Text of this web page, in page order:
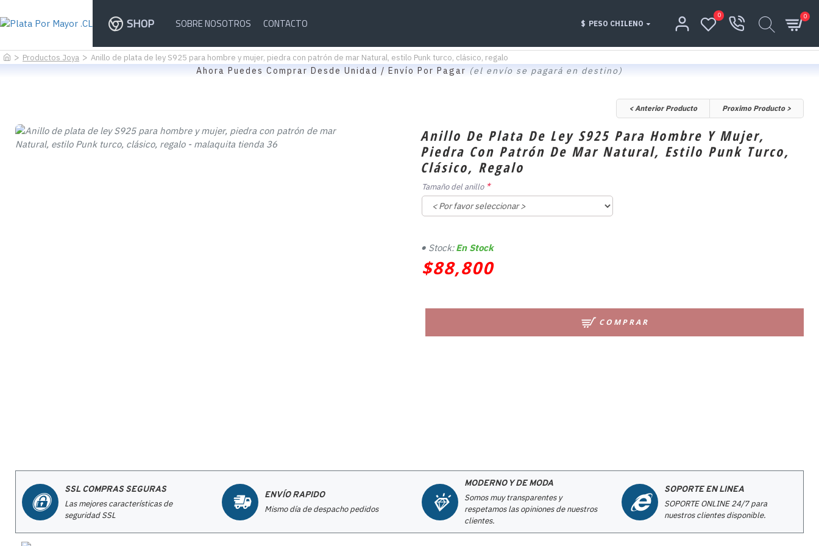
SHOP SOBRE NOSOTROS CONTACTO $ PESO CHILENO
0 0
Productos Joya Anillo de plata de ley S925 para hombre y mujer, piedra con patrón de mar Natural, estilo Punk turco, clásico, regalo
Ahora Puedes Comprar Desde Unidad / Envío Por Pagar (el envío se pagará en destino)
< Anterior Producto Proximo Producto >
Anillo De Plata De Ley S925 Para Hombre Y Mujer,
Piedra Con Patrón De Mar Natural, Estilo Punk Turco,
Clásico, Regalo
$88,800
Stock: En Stock
Tamaño del anillo
COMPRAR
SSL COMPRAS SEGURAS
Las mejores características de
seguridad SSL
ENVÍO RAPIDO
Mismo día de despacho pedidos
MODERNO Y DE MODA
Somos muy transparentes y
respetamos las opiniones de nuestros
clientes.
SOPORTE EN LINEA
SOPORTE ONLINE 24/7 para
nuestros clientes disponible.